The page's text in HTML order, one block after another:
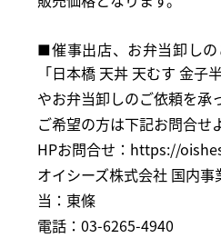
■催事出店、お弁当卸し
「日本橋 天丼 天むす 金子
やお弁当卸しのご依頼を承
ご希望の方は下記お問合せ
HPお問合せ： https://
オイシーズ株式会社 国内
当：東條
電話：03-6265-4940